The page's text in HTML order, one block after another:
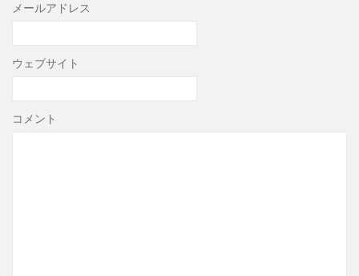
メールアドレス
ウェブサイト
コメント